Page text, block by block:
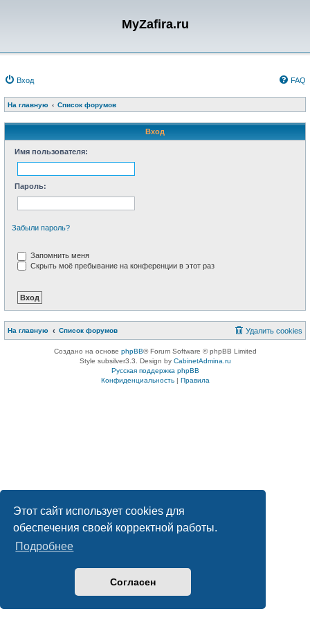
Этот сайт использует cookies для
обеспечения своей корректной работы.
Подробнее
Согласен
MyZafira.ru
Вход FAQ
На главную Список форумов
Вход
Имя пользователя:
Пароль:
Забыли пароль?
Запомнить меня
Скрыть моё пребывание на конференции в этот раз
На главную Список форумов Удалить cookies
Создано на основе phpBB® Forum Software © phpBB Limited
Style subsilver3.3. Design by CabinetAdmina.ru
Русская поддержка phpBB
Конфиденциальность| Правила